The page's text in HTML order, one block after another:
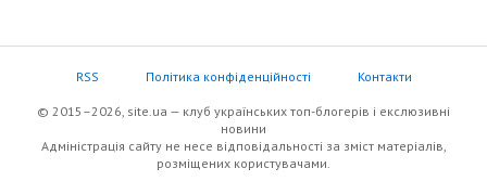
RSS Політика конфіденційності Контакти
© 2015–2026, site.ua — клуб українських топ-блогерів i екслюзивнi
новини
Адміністрація сайту не несе відповідальності за зміст матеріалів,
розміщених користувачами.